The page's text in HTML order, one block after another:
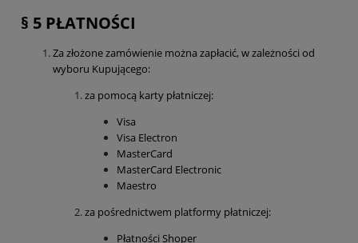
§ 5 PŁATNOŚCI
Za złożone zamówienie można zapłacić, w zależności od
wyboru Kupującego:
za pomocą karty płatniczej:
Visa
Visa Electron
MasterCard
MasterCard Electronic
Maestro
za pośrednictwem platformy płatniczej:
Płatności Shoper